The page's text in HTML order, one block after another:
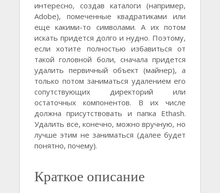
интересно, создав каталоги (например,
Adobe), помеченные квадратиками или
еще какими-то символами. А их потом
искать придется долго и нудно. Поэтому,
если хотите полностью избавиться от
такой головной боли, сначала придется
удалить первичный объект (майнер), а
только потом заниматься удалением его
сопутствующих директорий или
остаточных компонентов. В их числе
должна присутствовать и папка Ethash.
Удалить все, конечно, можно вручную, но
лучше этим не заниматься (далее будет
понятно, почему).
Краткое описание